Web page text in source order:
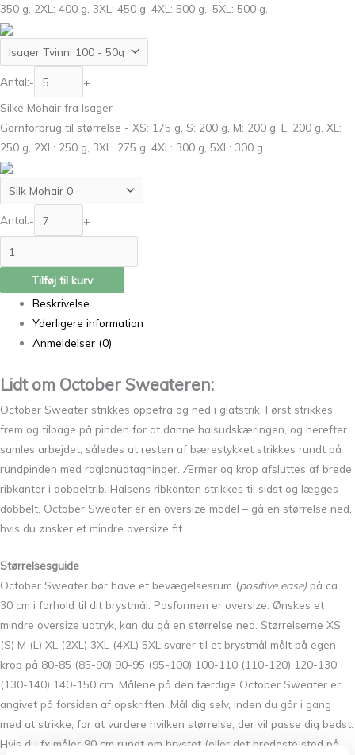
350 g, 2XL: 400 g, 3XL: 450 g, 4XL: 500 g,, 5XL: 500 g.
Antal:-
+
Silke Mohair fra Isager
Garnforbrug til størrelse - XS: 175 g, S: 200 g, M: 200 g, L: 200 g, XL:
250 g, 2XL: 250 g, 3XL: 275 g, 4XL: 300 g, 5XL: 300 g
Antal:- +
Tilføj til kurv
Beskrivelse
Yderligere information
Anmeldelser (0)
Lidt om October Sweateren:
October Sweater strikkes oppefra og ned i glatstrik. Først strikkes
frem og tilbage på pinden for at danne halsudskæringen, og herefter
samles arbejdet, således at resten af bærestykket strikkes rundt på
rundpinden med raglanudtagninger. Ærmer og krop afsluttes af brede
ribkanter i dobbeltrib. Halsens ribkanten strikkes til sidst og lægges
dobbelt. October Sweater er en oversize model – gå en størrelse ned,
hvis du ønsker et mindre oversize fit.
Størrelsesguide
October Sweater bør have et bevægelsesrum (positive ease)på ca.
30 cm i forhold til dit brystmål. Pasformen er oversize. Ønskes et
mindre oversize udtryk, kan du gå en størrelse ned. Størrelserne XS
(S) M (L) XL (2XL) 3XL (4XL) 5XL svarer til et brystmål målt på egen
krop på 80-85 (85-90) 90-95 (95-100) 100-110 (110-120) 120-130
(130-140) 140-150 cm. Målene på den færdige October Sweater er
angivet på forsiden af opskriften. Mål dig selv, inden du går i gang
med at strikke, for at vurdere hvilken størrelse, der vil passe dig bedst.
Hvis du fx måler 90 cm rundt om brystet (eller det bredeste sted på